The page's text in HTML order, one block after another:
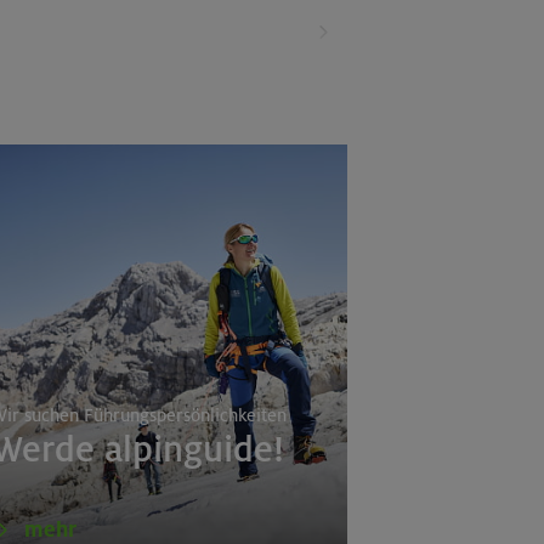
suchen Führungspersönlichkeiten
alpinguide!
mehr